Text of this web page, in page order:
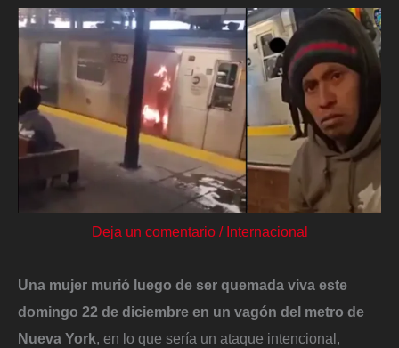
Deja un comentario / Internacional
Una mujer murió luego de ser quemada viva este
domingo 22 de diciembre en un vagón del metro de
Nueva York, en lo que sería un ataque intencional,